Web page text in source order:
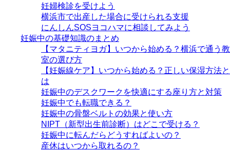
妊婦検診を受けよう
横浜市で出産した場合に受けられる支援
にんしんSOSヨコハマに相談してみよう
妊娠中の基礎知識のまとめ
【マタニティヨガ】いつから始める？横浜で通う教
室の選び方
【妊娠線ケア】いつから始める？正しい保湿方法と
は
妊娠中のデスクワークを快適にする座り方と対策
妊娠中でも転職できる？
妊娠中の骨盤ベルトの効果と使い方
NIPT（新型出生前診断）はどこで受ける？
妊娠中に転んだらどうすればよいの？
産休はいつから取れるの？